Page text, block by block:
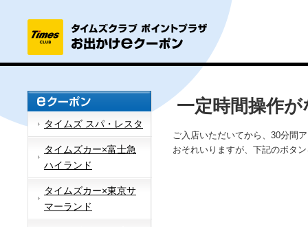
タイムズ スパ・レスタ
タイムズカー×富士急
ハイランド
タイムズカー×東京サ
マーランド
一定時間操作
ご入店いただいてから、30分間
おそれいりますが、下記のボタ